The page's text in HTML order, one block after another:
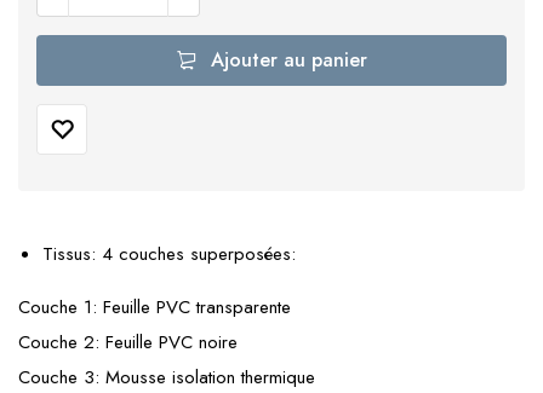
Ajouter au panier
Tissus: 4 couches superposées:
Couche 1: Feuille PVC transparente
Couche 2: Feuille PVC noire
Couche 3: Mousse isolation thermique